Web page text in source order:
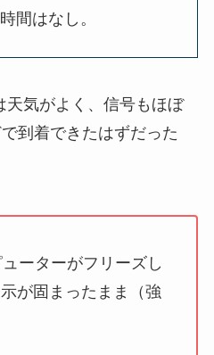
間はなし。
天気がよく、信号もほぼ
到着できたはずだった
ーターがフリーズし
が固まったまま（強